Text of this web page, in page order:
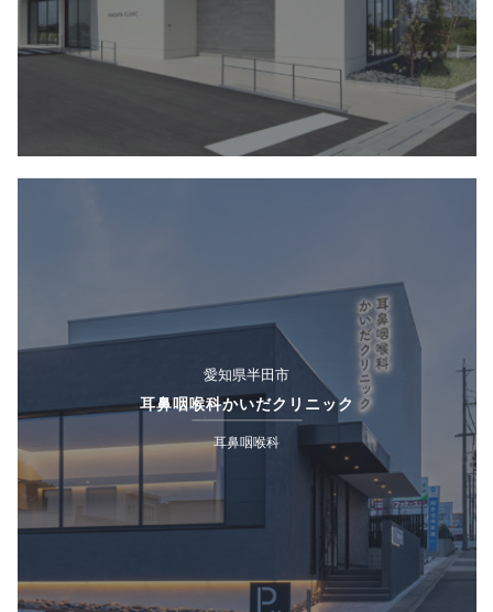
愛知県半田市
耳鼻咽喉科かいだクリニック
耳鼻咽喉科